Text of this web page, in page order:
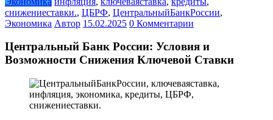
снижениеставки., ЦБРФ, ЦентральныйБанкРоссии,
Экономика Автор 15.02.2025 0 Комментарии
Центральный Банк России: Условия и
Возможности Снижения Ключевой Ставки